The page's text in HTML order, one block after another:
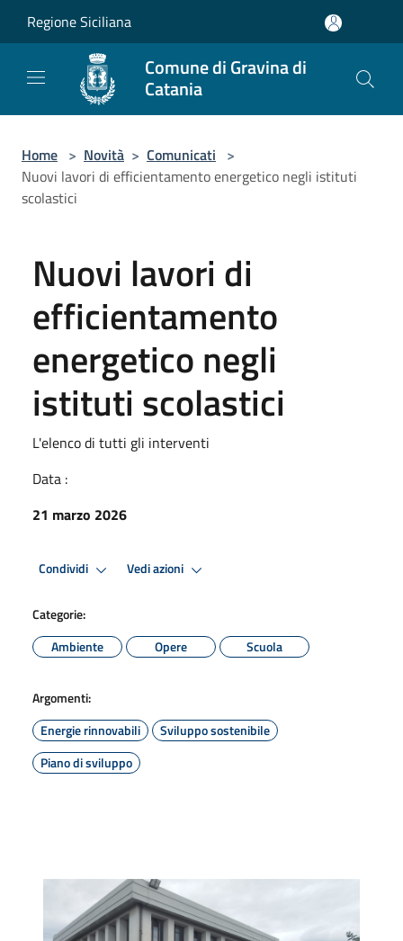
Regione Siciliana
Comune di Gravina di
Catania
Home > Novità > Comunicati >
Nuovi lavori di efficientamento energetico negli istituti
scolastici
Nuovi lavori di
efficientamento
energetico negli
istituti scolastici
L'elenco di tutti gli interventi
Data :
21 marzo 2026
Condividi Vedi azioni
Categorie:
Ambiente
Opere Scuola
Argomenti:
Energie rinnovabili
Sviluppo sostenibile
Piano di sviluppo